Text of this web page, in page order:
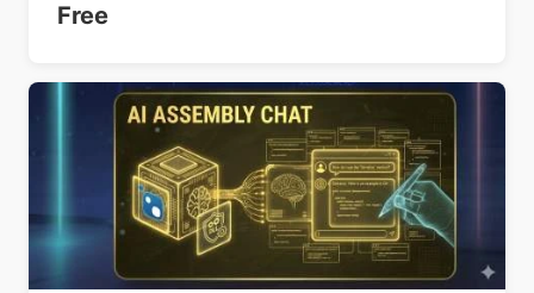
Free